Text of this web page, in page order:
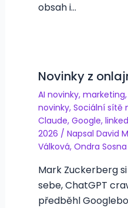
obsah i…
Novinky z
AI novinky, marketing,
novinky, Sociální sítě
Claude, Google,
2026 / Napsal David
Válková, Ondra Sosna
Mark Zuckerberg
sebe, ChatGPT
předběhl